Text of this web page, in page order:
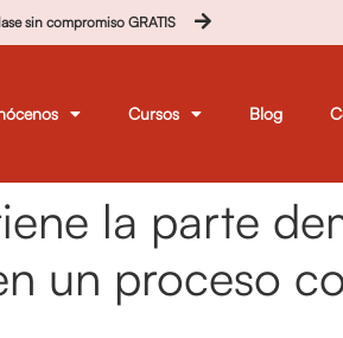
sin compromiso GRATIS
Cursos Blog
la parte
un proceso